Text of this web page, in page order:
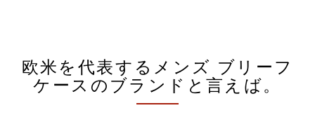
欧米を代表するメンズ ブリーフ
ケースのブランドと言えば。